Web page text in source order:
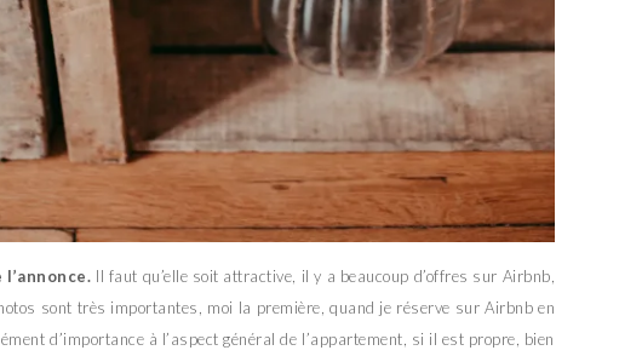
Il faut qu’elle soit attractive, il y a beaucoup d’offres sur Airbnb,
sont très importantes, moi la première, quand je réserve sur Airbnb en
d’importance à l’aspect général de l’appartement, si il est propre, bien